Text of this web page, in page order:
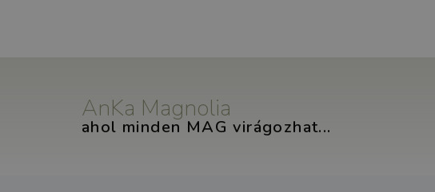
AnKa Magnolia
ahol minden MAG virágozhat...